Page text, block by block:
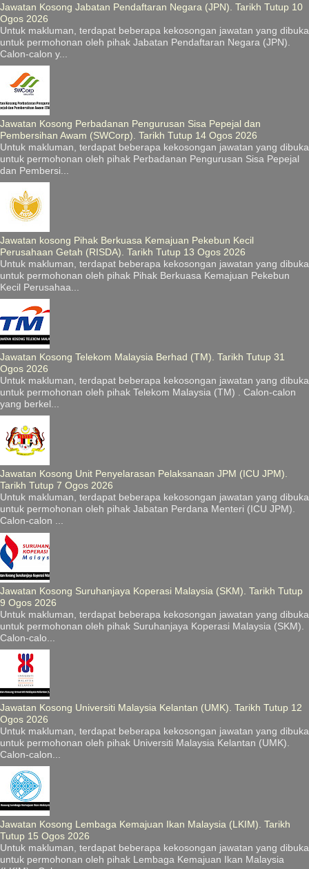
Jawatan Kosong Jabatan Pendaftaran Negara (JPN). Tarikh Tutup 10
Ogos 2026
Untuk makluman, terdapat beberapa kekosongan jawatan yang dibuka
untuk permohonan oleh pihak Jabatan Pendaftaran Negara (JPN).
Calon-calon y...
Jawatan Kosong Perbadanan Pengurusan Sisa Pepejal dan
Pembersihan Awam (SWCorp). Tarikh Tutup 14 Ogos 2026
Untuk makluman, terdapat beberapa kekosongan jawatan yang dibuka
untuk permohonan oleh pihak Perbadanan Pengurusan Sisa Pepejal
dan Pembersi...
Jawatan kosong Pihak Berkuasa Kemajuan Pekebun Kecil
Perusahaan Getah (RISDA). Tarikh Tutup 13 Ogos 2026
Untuk makluman, terdapat beberapa kekosongan jawatan yang dibuka
untuk permohonan oleh pihak Pihak Berkuasa Kemajuan Pekebun
Kecil Perusahaa...
Jawatan Kosong Telekom Malaysia Berhad (TM). Tarikh Tutup 31
Ogos 2026
Untuk makluman, terdapat beberapa kekosongan jawatan yang dibuka
untuk permohonan oleh pihak Telekom Malaysia (TM) . Calon-calon
yang berkel...
Jawatan Kosong Unit Penyelarasan Pelaksanaan JPM (ICU JPM).
Tarikh Tutup 7 Ogos 2026
Untuk makluman, terdapat beberapa kekosongan jawatan yang dibuka
untuk permohonan oleh pihak Jabatan Perdana Menteri (ICU JPM).
Calon-calon ...
Jawatan Kosong Suruhanjaya Koperasi Malaysia (SKM). Tarikh Tutup
9 Ogos 2026
Untuk makluman, terdapat beberapa kekosongan jawatan yang dibuka
untuk permohonan oleh pihak Suruhanjaya Koperasi Malaysia (SKM).
Calon-calo...
Jawatan Kosong Universiti Malaysia Kelantan (UMK). Tarikh Tutup 12
Ogos 2026
Untuk makluman, terdapat beberapa kekosongan jawatan yang dibuka
untuk permohonan oleh pihak Universiti Malaysia Kelantan (UMK).
Calon-calon...
Jawatan Kosong Lembaga Kemajuan Ikan Malaysia (LKIM). Tarikh
Tutup 15 Ogos 2026
Untuk makluman, terdapat beberapa kekosongan jawatan yang dibuka
untuk permohonan oleh pihak Lembaga Kemajuan Ikan Malaysia